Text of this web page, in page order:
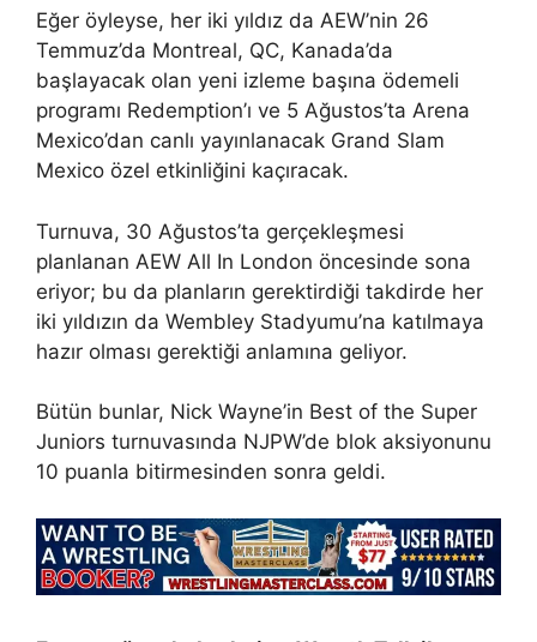
Eğer öyleyse, her iki yıldız da AEW’nin 26
Temmuz’da Montreal, QC, Kanada’da
başlayacak olan yeni izleme başına ödemeli
programı Redemption’ı ve 5 Ağustos’ta Arena
Mexico’dan canlı yayınlanacak Grand Slam
Mexico özel etkinliğini kaçıracak.
Turnuva, 30 Ağustos’ta gerçekleşmesi
planlanan AEW All In London öncesinde sona
eriyor; bu da planların gerektirdiği takdirde her
iki yıldızın da Wembley Stadyumu’na katılmaya
hazır olması gerektiği anlamına geliyor.
Bütün bunlar, Nick Wayne’in Best of the Super
Juniors turnuvasında NJPW’de blok aksiyonunu
10 puanla bitirmesinden sonra geldi.